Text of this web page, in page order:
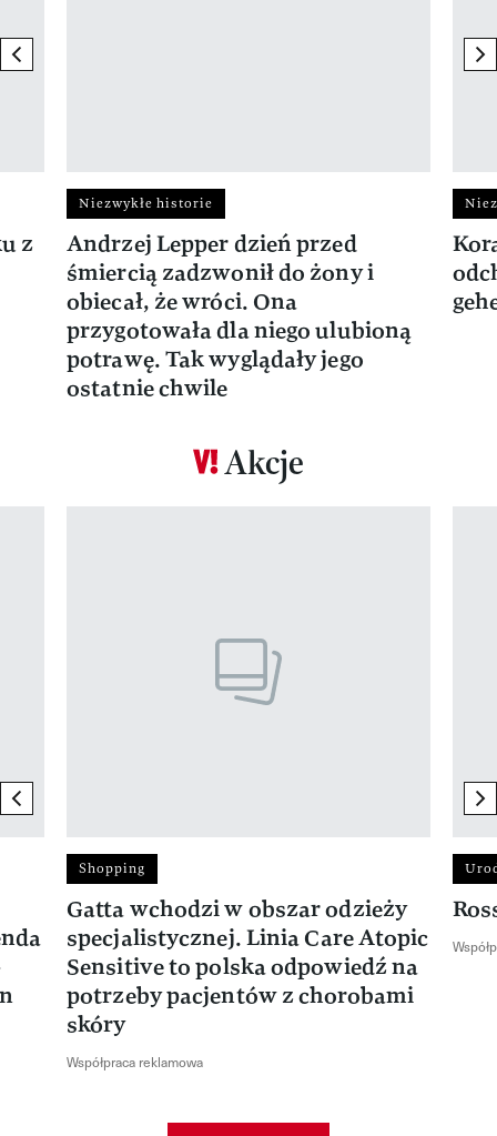
previous element
z
Niezwykłe historie
Andrzej Lepper dzień przed
śmiercią zadzwonił do żony i
obiecał, że wróci. Ona
przygotowała dla niego ulubioną
potrawę. Tak wyglądały jego
ostatnie chwile
Akcje
previous element
Shopping
Gatta wchodzi w obszar odzieży
specjalistycznej. Linia Care Atopic
Sensitive to polska odpowiedź na
potrzeby pacjentów z chorobami
skóry
Współpraca reklamowa